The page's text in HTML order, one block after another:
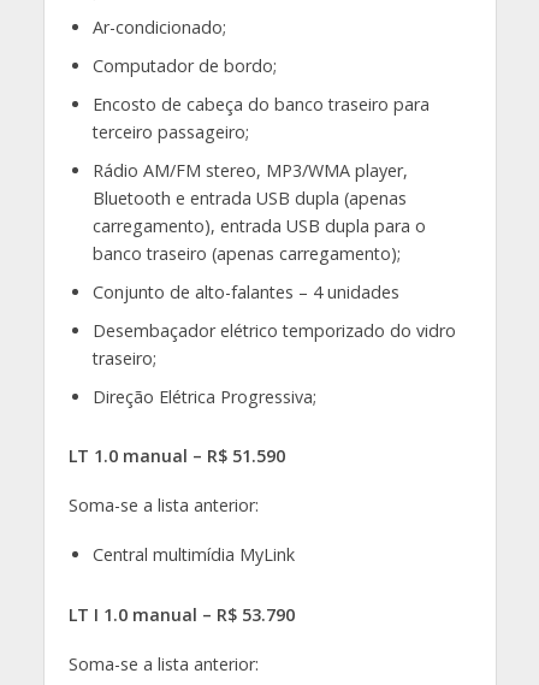
Ar-condicionado;
Computador de bordo;
Encosto de cabeça do banco traseiro para
terceiro passageiro;
Rádio AM/FM stereo, MP3/WMA player,
Bluetooth e entrada USB dupla (apenas
carregamento), entrada USB dupla para o
banco traseiro (apenas carregamento);
Conjunto de alto-falantes – 4 unidades
Desembaçador elétrico temporizado do vidro
traseiro;
Direção Elétrica Progressiva;
LT 1.0 manual – R$ 51.590
Soma-se a lista anterior:
Central multimídia MyLink
LT I 1.0 manual – R$ 53.790
Soma-se a lista anterior: